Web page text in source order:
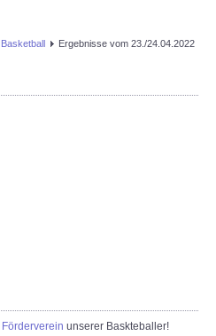
Basketball Ergebnisse vom 23./24.04.2022
Förderverein unserer Baskteballer!